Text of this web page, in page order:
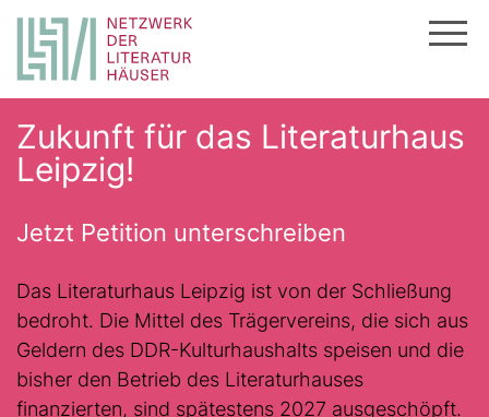
Inhalt
springen
Zukunft für das Literaturhaus
Leipzig!
Jetzt Petition unterschreiben
Das Literaturhaus Leipzig ist von der Schließung
bedroht. Die Mittel des Trägervereins, die sich aus
Geldern des DDR-Kulturhaushalts speisen und die
bisher den Betrieb des Literaturhauses
finanzierten, sind spätestens 2027 ausgeschöpft.